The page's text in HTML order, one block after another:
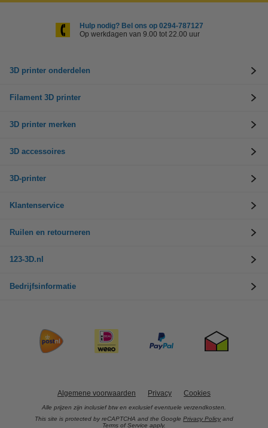
Hulp nodig? Bel ons op 0294-787127
Op werkdagen van 9.00 tot 22.00 uur
3D printer onderdelen
Filament 3D printer
3D printer merken
3D accessoires
3D-printer
Klantenservice
Ruilen en retourneren
123-3D.nl
Bedrijfsinformatie
Algemene voorwaarden Privacy Cookies
Alle prijzen zijn inclusief btw en exclusief eventuele verzendkosten.
This site is protected by reCAPTCHA and the Google Privacy Policy and
Terms of Service apply.